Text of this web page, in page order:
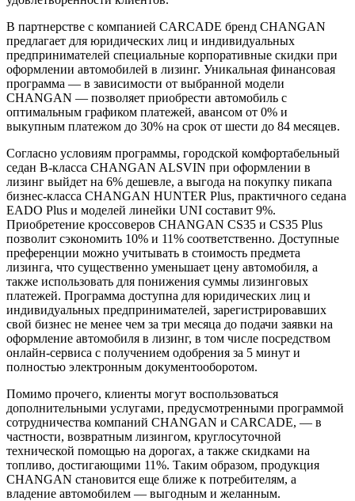
В партнерстве с компанией CARCADE бренд CHANGAN
предлагает для юридических лиц и индивидуальных
предпринимателей специальные корпоративные скидки при
оформлении автомобилей в лизинг. Уникальная финансовая
программа — в зависимости от выбранной модели
CHANGAN — позволяет приобрести автомобиль с
оптимальным графиком платежей, авансом от 0% и
выкупным платежом до 30% на срок от шести до 84 месяцев.
Согласно условиям программы, городской комфортабельный
седан В-класса CHANGAN ALSVIN при оформлении в
лизинг выйдет на 6% дешевле, а выгода на покупку пикапа
бизнес-класса CHANGAN HUNTER Plus, практичного седана
EADO Plus и моделей линейки UNI составит 9%.
Приобретение кроссоверов CHANGAN CS35 и CS35 Plus
позволит сэкономить 10% и 11% соответственно. Доступные
преференции можно учитывать в стоимость предмета
лизинга, что существенно уменьшает цену автомобиля, а
также использовать для понижения суммы лизинговых
платежей. Программа доступна для юридических лиц и
индивидуальных предпринимателей, зарегистрировавших
свой бизнес не менее чем за три месяца до подачи заявки на
оформление автомобиля в лизинг, в том числе посредством
онлайн-сервиса с получением одобрения за 5 минут и
полностью электронным документооборотом.
Помимо прочего, клиенты могут воспользоваться
дополнительными услугами, предусмотренными программой
сотрудничества компаний CHANGAN и CARCADE, — в
частности, возвратным лизингом, круглосуточной
технической помощью на дорогах, а также скидками на
топливо, достигающими 11%. Таким образом, продукция
CHANGAN становится еще ближе к потребителям, а
владение автомобилем — выгодным и желанным.